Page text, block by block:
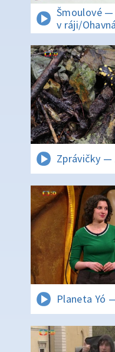
Šmoulové —
v ráji/
Zprávičky —
Planeta Yó